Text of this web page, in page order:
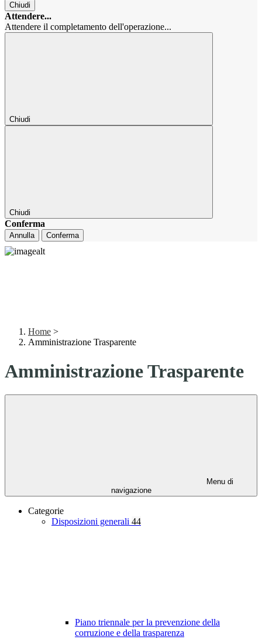
Chiudi
Attendere...
Attendere il completamento dell'operazione...
Chiudi
Chiudi
Conferma
Annulla Conferma
Home >
Amministrazione Trasparente
Amministrazione Trasparente
Menu di
navigazione
Categorie
Disposizioni generali 44
Piano triennale per la prevenzione della
corruzione e della trasparenza